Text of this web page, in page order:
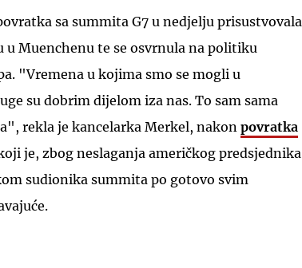
sa summita G7 u nedjelju prisustvovala
Muenchenu te se osvrnula na politiku
"Vremena u kojima smo se mogli u
su dobrim dijelom iza nas. To sam sama
rekla je kancelarka Merkel, nakon povratka
je, zbog neslaganja američkog predsjednika
sudionika summita po gotovo svim